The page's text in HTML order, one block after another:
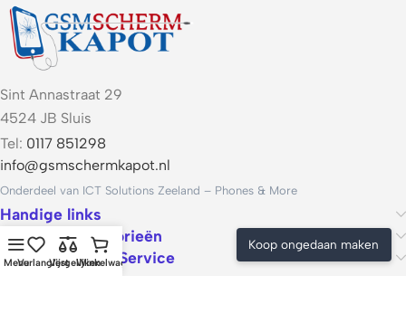
Sint Annastraat 29
4524 JB Sluis
Tel: 0117 851298
info@gsmschermkapot.nl
Onderdeel van ICT Solutions Zeeland – Phones & More
Handige links
Populaire categorieën
Voorwaarden & Service
MenuVerlanglijstVergelijkenWinkelwagen
Koop ongedaan maken